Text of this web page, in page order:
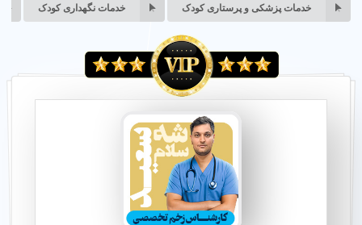
پرستاری شبانه روزی در تهران خدمات درمانی در منزل در خدمات پزشکی و پرستاری کودک خدمات نگهداری کودک